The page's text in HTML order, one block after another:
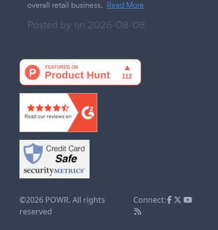
overall retail business. Read More
Posted by on 2026-08-08
©2026 POWR. All rights
reserved
Connect: